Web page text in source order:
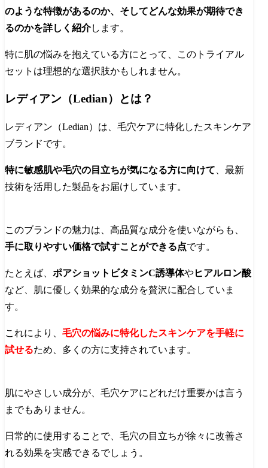
のような特徴があるのか、そしてどんな効果が期待でき
るのかを詳しく紹介します。
特に肌の悩みを抱えている方にとって、このトライアル
セットは理想的な選択肢かもしれません。
レディアン（Ledian）とは？
レディアン（Ledian）は、毛穴ケアに特化したスキンケア
ブランドです。
特に敏感肌や毛穴の目立ちが気になる方に向けて 、最新
技術を活用した製品をお届けしています。
このブランドの魅力は、高品質な成分を使いながらも、
手に取りやすい価格で試すことができる点です。
たとえば、 ポアショットビタミンC誘導体やヒアルロン酸
など、肌に優しく効果的な成分を贅沢に配合していま
す。
これにより、 毛穴の悩みに特化したスキンケアを手軽に
試せるため、多くの方に支持されています。
肌にやさしい成分が、毛穴ケアにどれだけ重要かは言う
までもありません。
日常的に使用することで、毛穴の目立ちが徐々に改善さ
れる効果を実感できるでしょう。